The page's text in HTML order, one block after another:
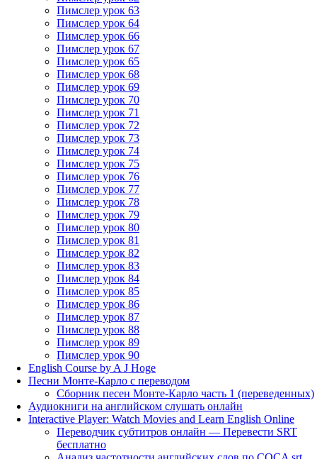
Пимслер урок 63
Пимслер урок 64
Пимслер урок 66
Пимслер урок 67
Пимслер урок 65
Пимслер урок 68
Пимслер урок 69
Пимслер урок 70
Пимслер урок 71
Пимслер урок 72
Пимслер урок 73
Пимслер урок 74
Пимслер урок 75
Пимслер урок 76
Пимслер урок 77
Пимслер урок 78
Пимслер урок 79
Пимслер урок 80
Пимслер урок 81
Пимслер урок 82
Пимслер урок 83
Пимслер урок 84
Пимслер урок 85
Пимслер урок 86
Пимслер урок 87
Пимслер урок 88
Пимслер урок 89
Пимслер урок 90
English Course by A J Hoge
Песни Монте-Карло с переводом
Сборник песен Монте-Карло часть 1 (переведенных)
Аудиокниги на английском слушать онлайн
Interactive Player: Watch Movies and Learn English Online
Переводчик субтитров онлайн — Перевести SRT
бесплатно